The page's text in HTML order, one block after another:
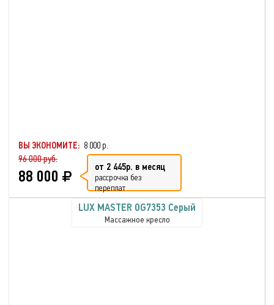
ВЫ ЭКОНОМИТЕ: 8 000 р.
96 000 руб.
88 000 от 2 445р. в месяц
рассрочка без
переплат
LUX MASTER OG7353 Серый
Массажное кресло